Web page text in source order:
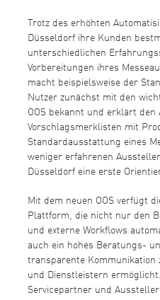
Trotz des erhöhten
Düsseldorf ihre Kunden
unterschiedlichen
Vorbereitungen ihres
macht beispielsweise der
Nutzer zunächst mit den
OOS bekannt und erklärt
Vorschlagsmerklisten mit
Standardausstattung eines
weniger erfahrenen
Düsseldorf eine erste
Mit dem neuen OOS verfügt
Plattform, die nicht nur den
und externe Workflows
auch ein hohes Beratungs-
transparente Kommunikation
und Dienstleistern
Servicepartner und